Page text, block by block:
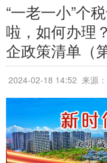
“一老一小”个
啦，如何办理
企政策清单（
2024-02-18 14:52 来源